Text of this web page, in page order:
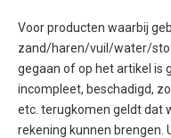
Voor producten waarbij
zand/haren/vuil/water/
gegaan of op het artikel is
incompleet, beschadigd,
etc. terugkomen geldt dat
rekening kunnen brengen.